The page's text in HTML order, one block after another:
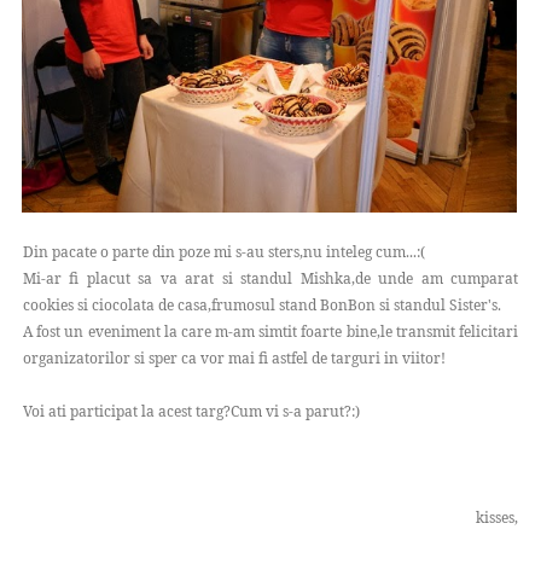
Din pacate o parte din poze mi s-au sters,nu inteleg cum...:(
Mi-ar fi placut sa va arat si standul Mishka,de unde am cumparat
cookies si ciocolata de casa,frumosul stand BonBon si standul Sister's.
A fost un eveniment la care m-am simtit foarte bine,le transmit felicitari
organizatorilor si sper ca vor mai fi astfel de targuri in viitor!
Voi ati participat la acest targ?Cum vi s-a parut?:)
kisses,